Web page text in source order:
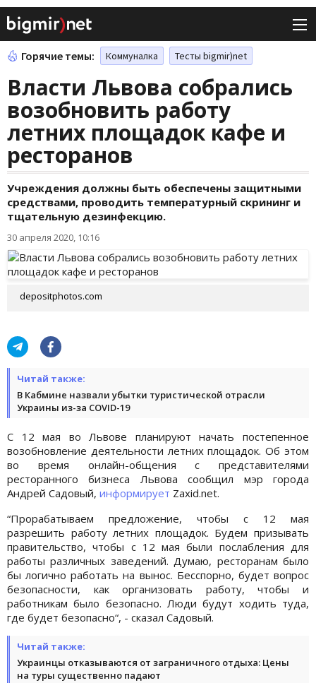
Горячие темы: Коммуналка Тесты bigmir)net
Власти Львова собрались
возобновить работу
летних площадок кафе и
ресторанов
Учреждения должны быть обеспечены защитными
средствами, проводить температурный скрининг и
тщательную дезинфекцию.
30 апреля 2020, 10:16
depositphotos.com
Читай также:
В Кабмине назвали убытки туристической отрасли
Украины из-за COVID-19
C 12 мая во Львове планируют начать постепенное
возобновление деятельности летних площадок. Об этом
во время онлайн-общения с представителями
ресторанного бизнеса Львова сообщил мэр города
Андрей Садовый, информирует Zaxid.net.
“Прорабатываем предложение, чтобы с 12 мая
разрешить работу летних площадок. Будем призывать
правительство, чтобы с 12 мая были послабления для
работы различных заведений. Думаю, ресторанам было
бы логично работать на вынос. Бесспорно, будет вопрос
безопасности, как организовать работу, чтобы и
работникам было безопасно. Люди будут ходить туда,
где будет безопасно“, - сказал Садовый.
Читай также:
Украинцы отказываются от заграничного отдыха: Цены
на туры существенно падают